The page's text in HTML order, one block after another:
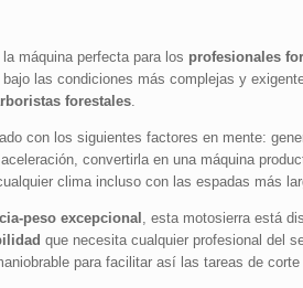
máquina perfecta para los profesionales
las condiciones más complejas y
forestales.
con los siguientes factores en mente:
convertirla en una máquina
clima incluso con las espadas más
peso excepcional , esta motosierra está
que necesita cualquier profesional del
para facilitar así las tareas de corte